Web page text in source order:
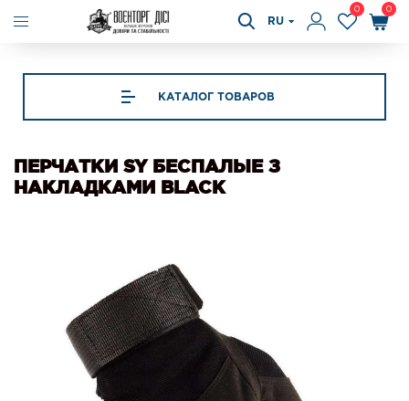
RU
0 0
КАТАЛОГ ТОВАРОВ
ПЕРЧАТКИ SY БЕСПАЛЫЕ З
НАКЛАДКАМИ BLACK